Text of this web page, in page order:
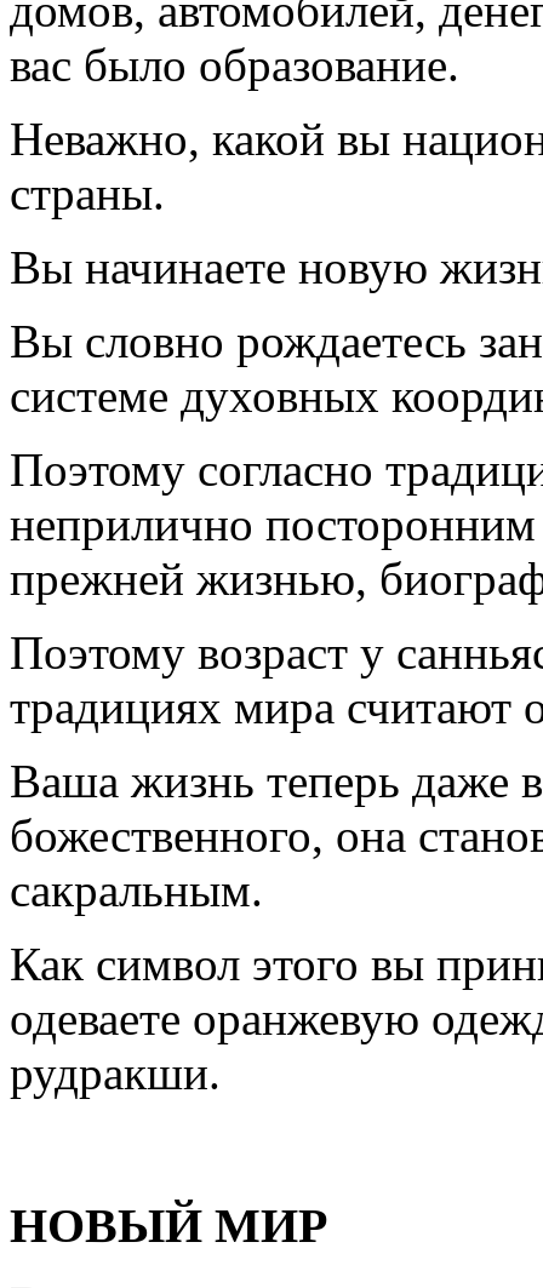
вас было образование.
Неважно, какой вы
страны.
Вы начинаете новую
Вы словно рождаетесь
системе духовных
Поэтому согласно
неприлично посторонним
прежней жизнью,
Поэтому возраст у
традициях мира считают
Ваша жизнь теперь даже
божественного, она
сакральным.
Как символ этого вы
одеваете оранжевую
рудракши.
НОВЫЙ МИР